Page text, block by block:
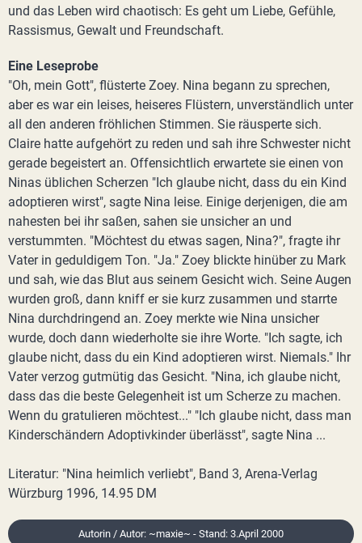
und das Leben wird chaotisch: Es geht um Liebe, Gefühle,
Rassismus, Gewalt und Freundschaft.
Eine Leseprobe
"Oh, mein Gott", flüsterte Zoey. Nina begann zu sprechen,
aber es war ein leises, heiseres Flüstern, unverständlich unter
all den anderen fröhlichen Stimmen. Sie räusperte sich.
Claire hatte aufgehört zu reden und sah ihre Schwester nicht
gerade begeistert an. Offensichtlich erwartete sie einen von
Ninas üblichen Scherzen "Ich glaube nicht, dass du ein Kind
adoptieren wirst", sagte Nina leise. Einige derjenigen, die am
nahesten bei ihr saßen, sahen sie unsicher an und
verstummten. "Möchtest du etwas sagen, Nina?", fragte ihr
Vater in geduldigem Ton. "Ja." Zoey blickte hinüber zu Mark
und sah, wie das Blut aus seinem Gesicht wich. Seine Augen
wurden groß, dann kniff er sie kurz zusammen und starrte
Nina durchdringend an. Zoey merkte wie Nina unsicher
wurde, doch dann wiederholte sie ihre Worte. "Ich sagte, ich
glaube nicht, dass du ein Kind adoptieren wirst. Niemals." Ihr
Vater verzog gutmütig das Gesicht. "Nina, ich glaube nicht,
dass das die beste Gelegenheit ist um Scherze zu machen.
Wenn du gratulieren möchtest..." "Ich glaube nicht, dass man
Kinderschändern Adoptivkinder überlässt", sagte Nina ...
Literatur: "Nina heimlich verliebt", Band 3, Arena-Verlag
Würzburg 1996, 14.95 DM
Autorin / Autor: ~maxie~ - Stand: 3.April 2000